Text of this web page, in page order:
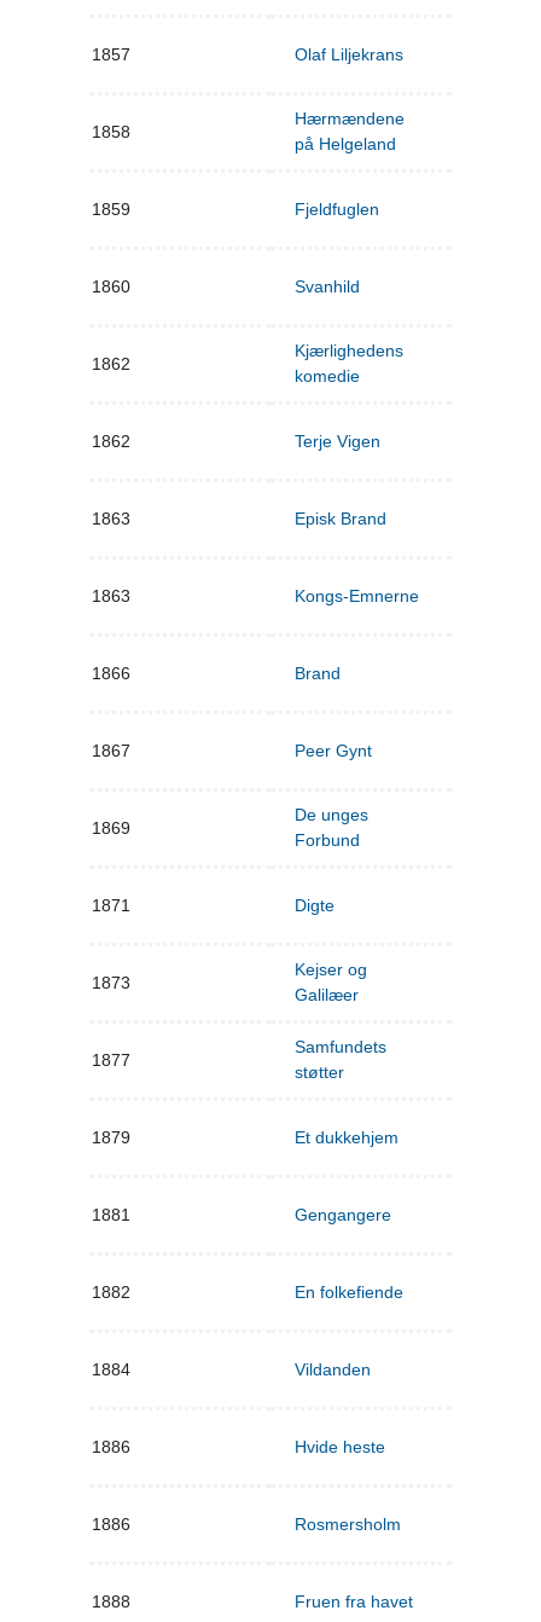
1857 Olaf Liljekrans
1858
Hærmændene
på Helgeland
1859 Fjeldfuglen
1860 Svanhild
1862
Kjærlighedens
komedie
1862 Terje Vigen
1863 Episk Brand
1863 Kongs-Emnerne
1866 Brand
1867 Peer Gynt
1869
De unges
Forbund
1871 Digte
1873
Kejser og
Galilæer
1877
Samfundets
støtter
1879 Et dukkehjem
1881 Gengangere
1882 En folkefiende
1884 Vildanden
1886 Hvide heste
1886 Rosmersholm
1888 Fruen fra havet